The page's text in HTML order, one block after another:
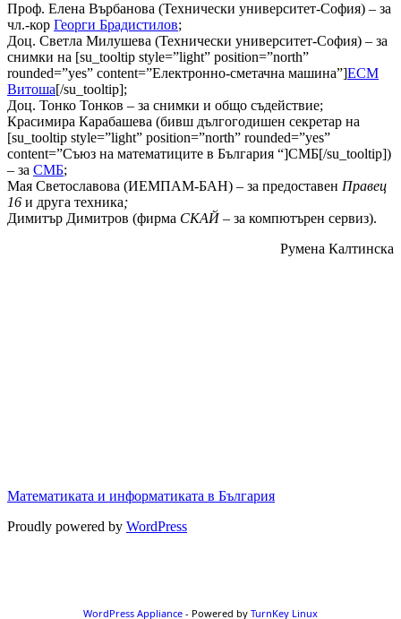
Проф. Елена Върбанова (Технически университет-София) – за
чл.-кор Георги Брадистилов;
Доц. Светла Милушева (Технически университет-София) – за
снимки на [su_tooltip style=”light” position=”north”
rounded=”yes” content=”Електронно-сметачна машина”]ЕСМ
Витоша[/su_tooltip];
Доц. Тонко Тонков – за снимки и общо съдействие;
Красимира Карабашева (бивш дългогодишен секретар на
[su_tooltip style=”light” position=”north” rounded=”yes”
content=”Съюз на математиците в България “]СМБ[/su_tooltip])
– за СМБ;
Мая Светославова (ИЕМПАМ-БАН) – за предоставен Правец
16 и друга техника;
Димитър Димитров (фирма СКАЙ– за компютърен сервиз).
Румена Калтинска
Математиката и информатиката в България
Proudly powered by WordPress
WordPress Appliance - Powered by TurnKey Linux